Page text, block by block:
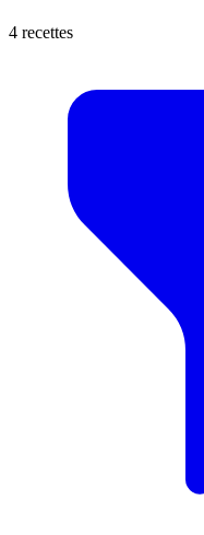
4 recettes